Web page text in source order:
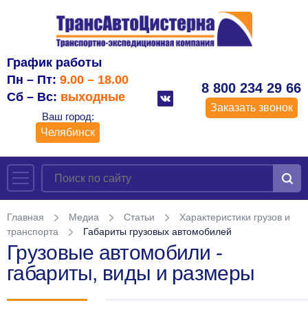
График работы
Пн – Пт: 9.00 – 18.00
Сб – Вс: выходные
Ваш город:
Челябинск
8 800 234 29 66
Заказать звонок
Главная Медиа Статьи
Характеристики грузов и
транспорта
Габариты грузовых автомобилей
Грузовые автомобили -
габариты, виды и размеры